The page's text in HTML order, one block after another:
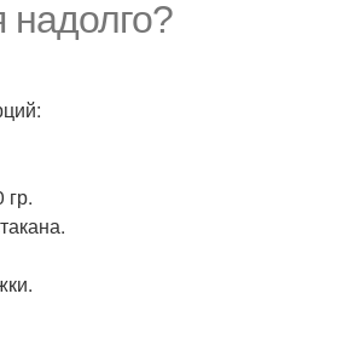
надолго?